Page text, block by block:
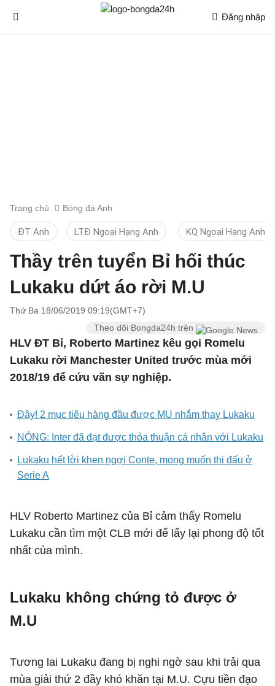
Đăng nhập
Trang chủ Bóng đá Anh
ĐT Anh LTĐ Ngoại Hạng Anh KQ Ngoại Hạng Anh
Thầy trên tuyển Bỉ hối thúc
Lukaku dứt áo rời M.U
Thứ Ba 18/06/2019 09:19(GMT+7)
Theo dõi Bongda24h trên
HLV ĐT Bỉ, Roberto Martinez kêu gọi Romelu
Lukaku rời Manchester United trước mùa mới
2018/19 để cứu vãn sự nghiệp.
Đây! 2 mục tiêu hàng đầu được MU nhắm thay Lukaku
NÓNG: Inter đã đạt được thỏa thuận cá nhân với Lukaku
Lukaku hết lời khen ngợi Conte, mong muốn thi đấu ở
Serie A
HLV Roberto Martinez của Bỉ cảm thấy Romelu
Lukaku cần tìm một CLB mới để lấy lại phong độ tốt
nhất của mình.
Lukaku không chứng tỏ được ở
M.U
Tương lai Lukaku đang bị nghi ngờ sau khi trải qua
mùa giải thứ 2 đầy khó khăn tại M.U. Cựu tiền đạo